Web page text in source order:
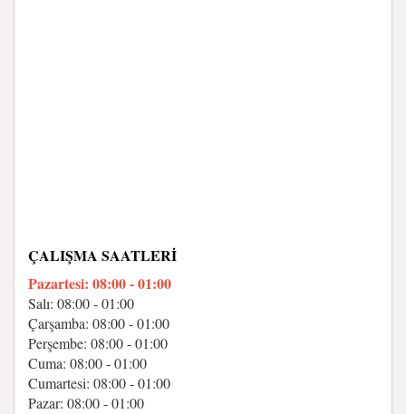
ÇALIŞMA SAATLERI
Pazartesi: 08:00 - 01:00
Salı: 08:00 - 01:00
Çarşamba: 08:00 - 01:00
Perşembe: 08:00 - 01:00
Cuma: 08:00 - 01:00
Cumartesi: 08:00 - 01:00
Pazar: 08:00 - 01:00